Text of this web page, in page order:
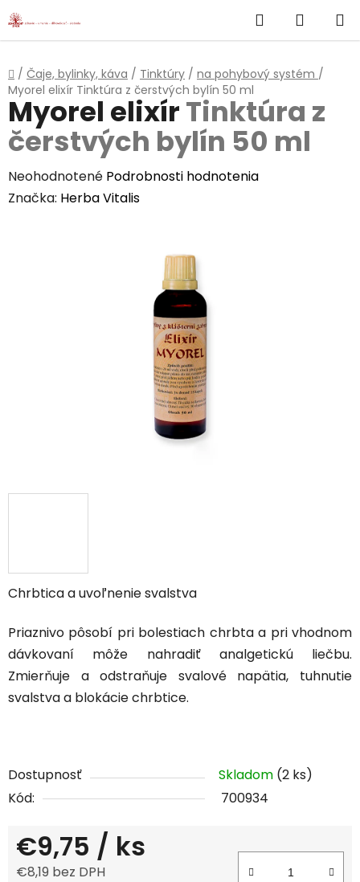
Prejsť
na
Hľadať
KOŠÍK
Domov
/ Čaje, bylinky, káva / Tinktúry / na pohybový systém /
Myorel elixír Tinktúra z čerstvých bylín 50 ml
Chrbtica a uvoľnenie svalstva
Priaznivo pôsobí pri bolestiach chrbta a pri vhodnom
dávkovaní môže nahradiť analgetickú liečbu.
Zmierňuje a odstraňuje svalové napätia, tuhnutie
svalstva a blokácie chrbtice.
Dostupnosť Skladom (2 ks)
Kód:
700934
€9,75 / ks
€8,19 bez DPH
Myorel elixírTinktúra z
čerstvých bylín 50 ml
Priemerné
hodnotenie
Neohodnotené Podrobnosti hodnotenia
Značka: Herba Vitalis